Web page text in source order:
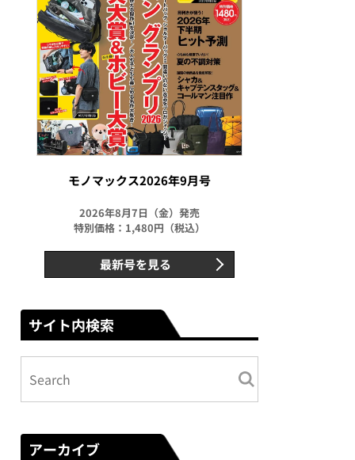
モノマックス2026年9月号
2026年8月7日（金）発売
特別価格：1,480円（税込）
最新号を見る
サイト内検索
アーカイブ